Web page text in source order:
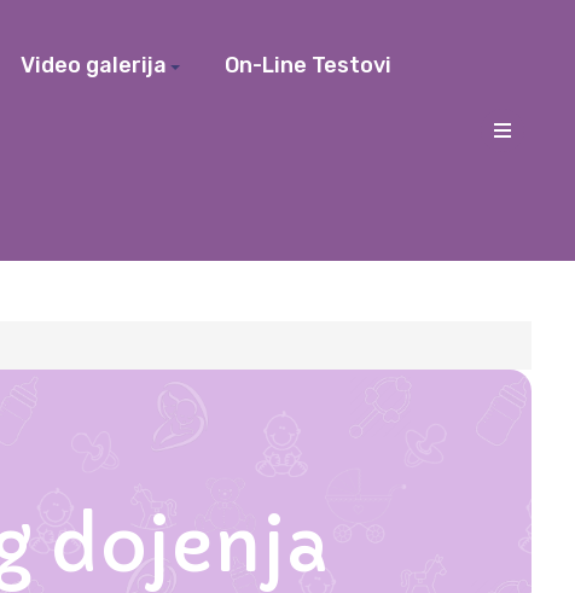
Video galerija On-Line Testovi
dojenja